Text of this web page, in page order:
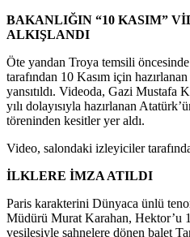
BAKANLIĞIN “10 KASIM”
ALKIŞLANDI
Öte yandan Troya temsili
tarafından 10 Kasım için
yansıtıldı. Videoda, Gazi Mustafa
yılı dolayısıyla hazırlanan
töreninden kesitler yer aldı.
Video, salondaki izleyiciler
İLKLERE İMZA ATILDI
Paris karakterini Dünyaca ünlü
Müdürü Murat Karahan, Hektor’u
vesilesiyle sahnelere dönen balet